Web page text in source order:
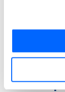
Hvem
Hva bør du
Vi forhandler